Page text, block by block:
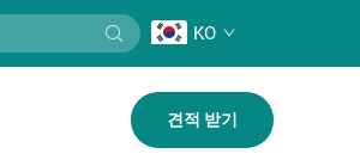
KO
견적 받기
착제 및 실란트에 사용
실 아크릴레이트